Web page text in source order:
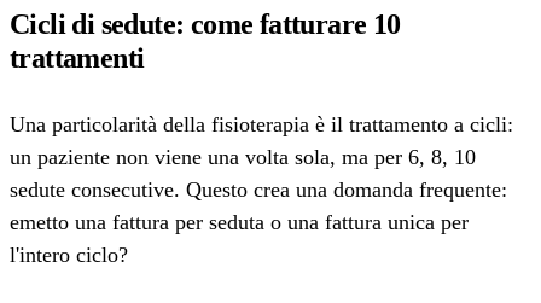
Cicli di sedute: come fatturare 10
trattamenti
Una particolarità della fisioterapia è il trattamento a cicli:
un paziente non viene una volta sola, ma per 6, 8, 10
sedute consecutive. Questo crea una domanda frequente:
emetto una fattura per seduta o una fattura unica per
l'intero ciclo?